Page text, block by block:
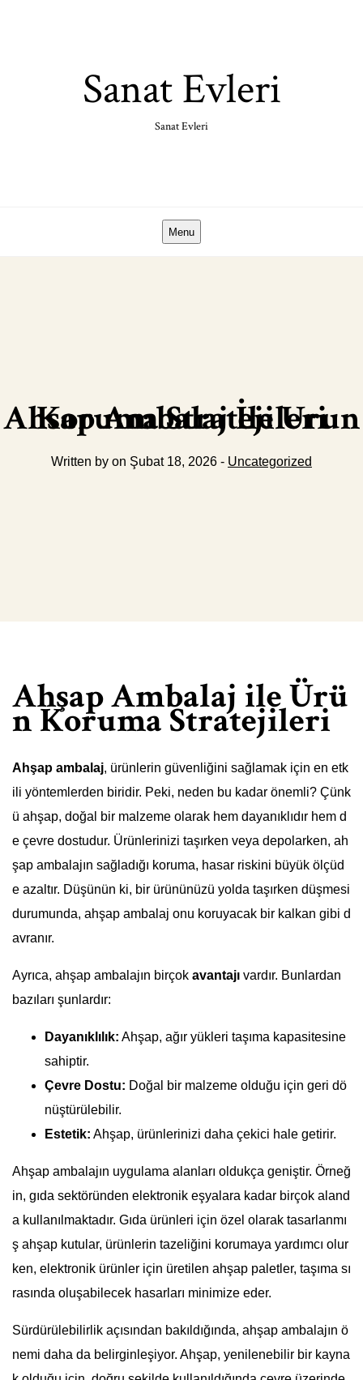
Sanat Evleri
Sanat Evleri
Menu
Ahsap Ambalaj İle Urun Koruma Stratejileri
Written by on Şubat 18, 2026 - Uncategorized
Ahşap Ambalaj ile Ürü
n Koruma Stratejileri
Ahşap ambalaj, ürünlerin güvenliğini sağlamak için en etk
ili yöntemlerden biridir. Peki, neden bu kadar önemli? Çünk
ü ahşap, doğal bir malzeme olarak hem dayanıklıdır hem d
e çevre dostudur. Ürünlerinizi taşırken veya depolarken, ah
şap ambalajın sağladığı koruma, hasar riskini büyük ölçüd
e azaltır. Düşünün ki, bir ürününüzü yolda taşırken düşmesi
durumunda, ahşap ambalaj onu koruyacak bir kalkan gibi d
avranır.
Ayrıca, ahşap ambalajın birçok avantajı vardır. Bunlardan
bazıları şunlardır:
Dayanıklılık: Ahşap, ağır yükleri taşıma kapasitesine
sahiptir.
Çevre Dostu: Doğal bir malzeme olduğu için geri dö
nüştürülebilir.
Estetik: Ahşap, ürünlerinizi daha çekici hale getirir.
Ahşap ambalajın uygulama alanları oldukça geniştir. Örneğ
in, gıda sektöründen elektronik eşyalara kadar birçok aland
a kullanılmaktadır. Gıda ürünleri için özel olarak tasarlanmı
ş ahşap kutular, ürünlerin tazeliğini korumaya yardımcı olur
ken, elektronik ürünler için üretilen ahşap paletler, taşıma sı
rasında oluşabilecek hasarları minimize eder.
Sürdürülebilirlik açısından bakıldığında, ahşap ambalajın ö
nemi daha da belirginleşiyor. Ahşap, yenilenebilir bir kayna